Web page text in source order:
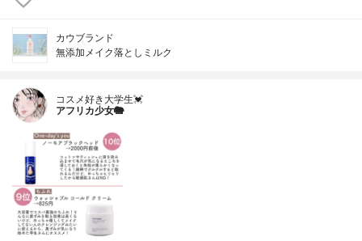
カウブランド
無添加メイク落としミルク
コスメ好き大学生💓
アフリカ少女🐘